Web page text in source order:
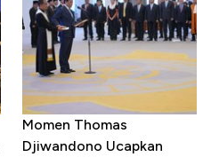
Momen Thomas
Djiwandono Ucapkan